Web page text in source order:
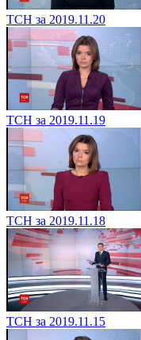
ТСН за 2019.11.20
ТСН за 2019.11.19
ТСН за 2019.11.18
ТСН за 2019.11.15